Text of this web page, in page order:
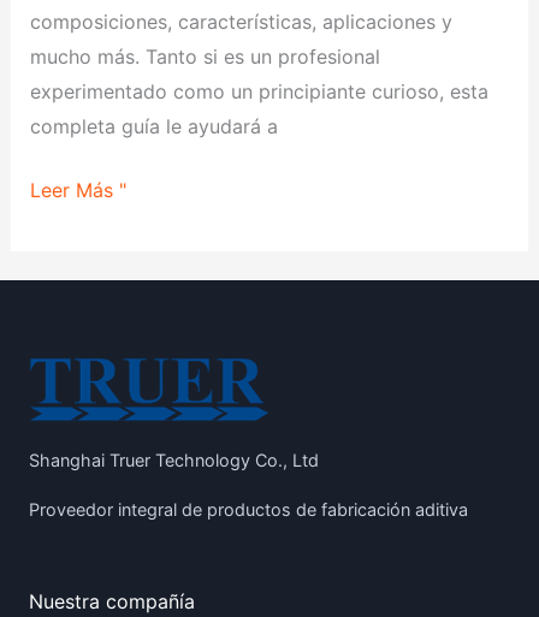
composiciones, características, aplicaciones y
mucho más. Tanto si es un profesional
experimentado como un principiante curioso, esta
completa guía le ayudará a
Leer Más "
Shanghai Truer Technology Co., Ltd
Proveedor integral de productos de fabricación aditiva
Nuestra compañía